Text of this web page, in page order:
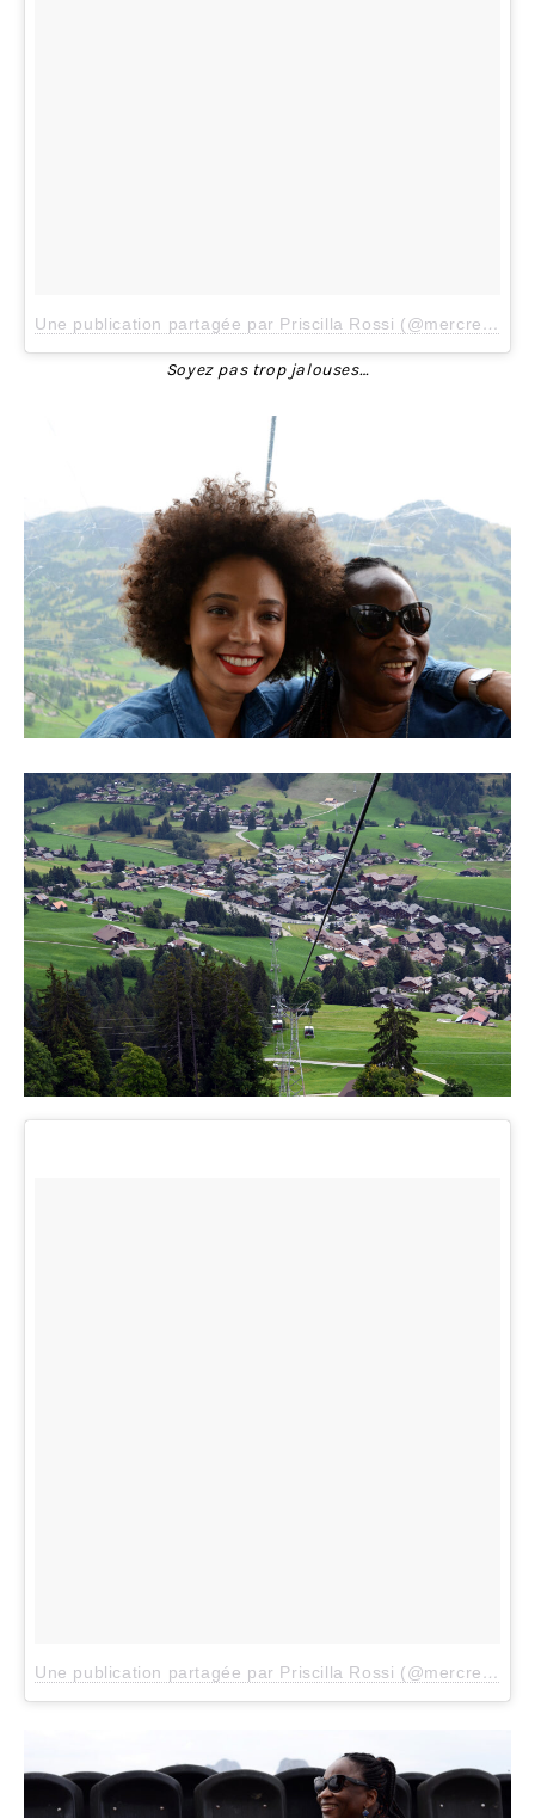
Une publication partagée par Priscilla Rossi (@mercredieblog)
Soyez pas trop jalouses…
Une publication partagée par Priscilla Rossi (@mercredieblog)